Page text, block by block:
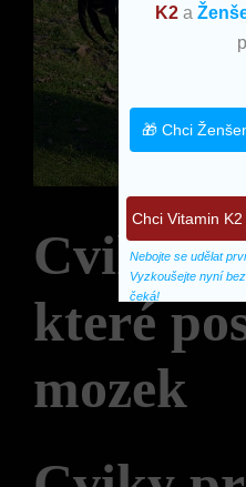
Cviky a
které
mozek
K2 a
Nebojte se udělat
Vyzkoušejte nyní
čeká!
Chci Vitamin
🎁 Chci